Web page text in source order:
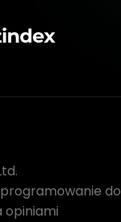
do
opiniami